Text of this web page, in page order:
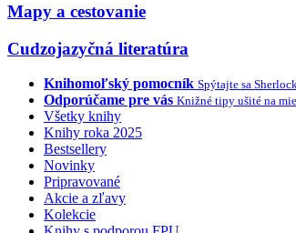
Mapy a cestovanie
Cudzojazyčná literatúra
Knihomoľský pomocník Spýtajte sa
Odporúčame pre vás Knižné tipy ušité na
Všetky knihy
Knihy roka 2025
Bestsellery
Novinky
Pripravované
Akcie a zľavy
Kolekcie